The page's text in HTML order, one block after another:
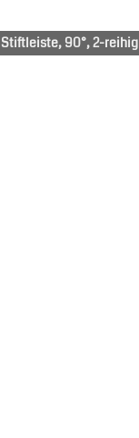
Stiftleiste, 90°, 2-reihig